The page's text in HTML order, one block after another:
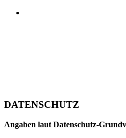
DATENSCHUTZ
Angaben laut Datenschutz-